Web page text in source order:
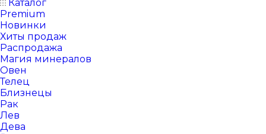
Каталог
Premium
Новинки
Хиты продаж
Распродажа
Магия минералов
Овен
Телец
Близнецы
Рак
Лев
Дева